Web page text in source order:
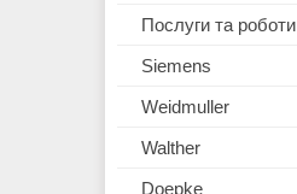
Послуги та роботи
Siemens
Weidmuller
Walther
Doepke